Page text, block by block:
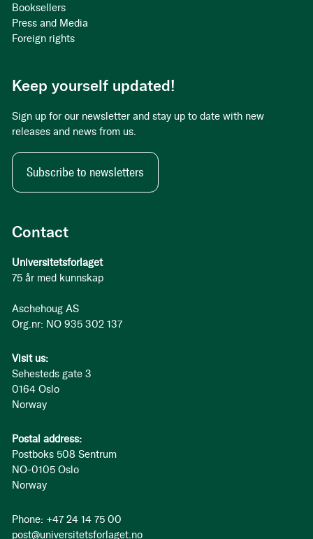
Contact
Universitetsforlaget
75 år med kunnskap
Aschehoug AS
Org.nr: NO 935 302 137
Visit us:
Sehesteds gate 3
0164 Oslo
Norway
Postal address:
Postboks 508 Sentrum
NO-0105 Oslo
Norway
Phone: +47 24 14 75 00
post@universitetsforlaget.no
Booksellers
Press and Media
Foreign rights
Keep yourself updated!
Sign up for our newsletter and stay up to date with new
releases and news from us.
Subscribe to newsletters